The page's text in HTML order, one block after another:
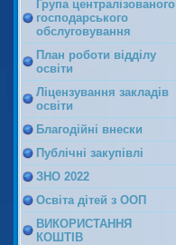
Група централізованого
господарського
обслуговування
План роботи відділу
освіти
Ліцензування закладів
освіти
Благодійні внески
Публічні закупівлі
ЗНО 2022
Освіта дітей з ООП
ВИКОРИСТАННЯ
КОШТІВ